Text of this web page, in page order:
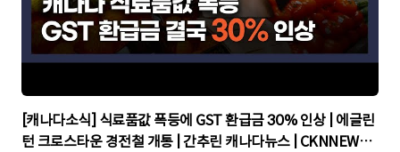
▶
[캐나다소식] 식료품값 폭등에 GST 환급금 30% 인상 | 에글린
턴 크로스타운 경전철 개통 | 간추린 캐나다뉴스 | CKNNEWS,